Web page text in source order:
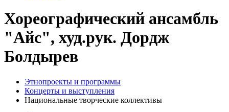
Хореографический ансамбль
"Айс", худ.рук. Дордж
Болдырев
Этнопроекты и программы
Концерты и выступления
Национальные творческие коллективы